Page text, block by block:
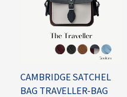
CAMBRIDGE SATCHEL
BAG TRAVELLER-BAG